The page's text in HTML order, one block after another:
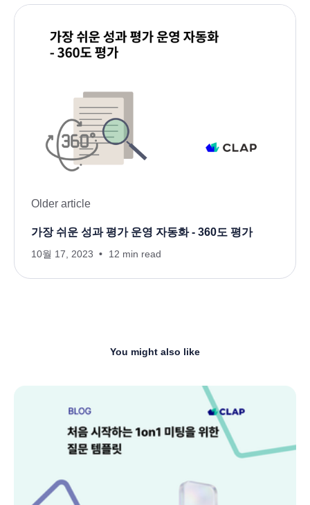
Older article
가장 쉬운 성과 평가 운영 자동화 - 360도 평가
10월 17, 2023 12 min read
You might also like